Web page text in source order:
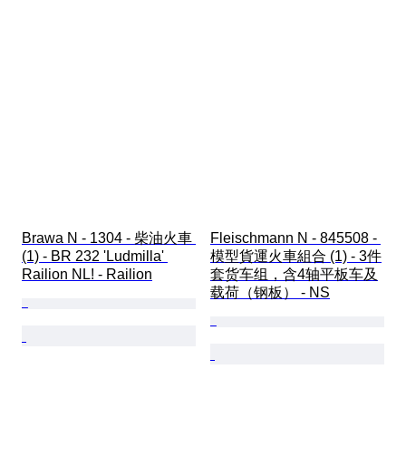
Brawa N - 1304 - 柴油火車
(1) - BR 232 'Ludmilla'
Railion NL! - Railion
Fleischmann N - 845508 -
模型貨運火車組合 (1) - 3件
套货车组，含4轴平板车及
载荷（钢板） - NS